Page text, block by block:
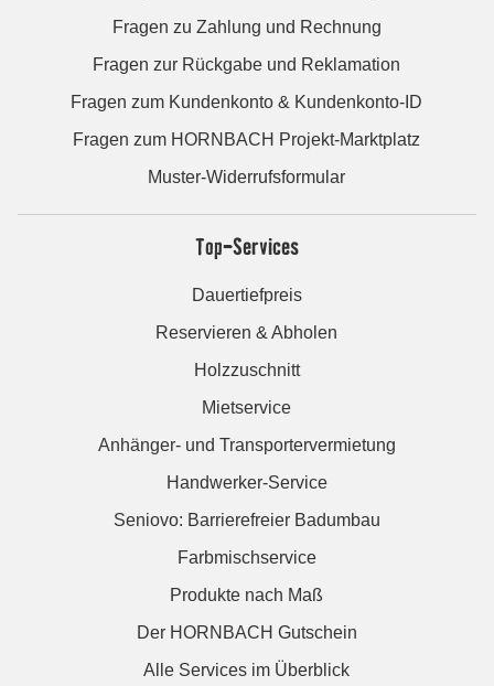
Fragen zu Zahlung und Rechnung
Fragen zur Rückgabe und Reklamation
Fragen zum Kundenkonto & Kundenkonto-ID
Fragen zum HORNBACH Projekt-Marktplatz
Muster-Widerrufsformular
Top-Services
Dauertiefpreis
Reservieren & Abholen
Holzzuschnitt
Mietservice
Anhänger- und Transportervermietung
Handwerker-Service
Seniovo: Barrierefreier Badumbau
Farbmischservice
Produkte nach Maß
Der HORNBACH Gutschein
Alle Services im Überblick